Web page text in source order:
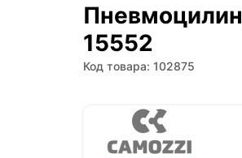
15552
Код товара: 102875